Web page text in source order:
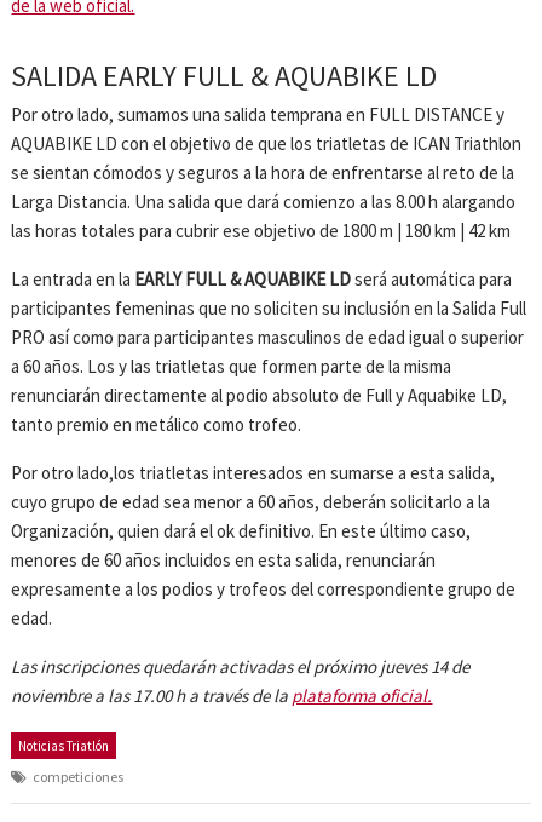
de la web oficial.
SALIDA EARLY FULL & AQUABIKE LD
Por otro lado, sumamos una salida temprana en FULL DISTANCE y
AQUABIKE LD con el objetivo de que los triatletas de ICAN Triathlon
se sientan cómodos y seguros a la hora de enfrentarse al reto de la
Larga Distancia. Una salida que dará comienzo a las 8.00 h alargando
las horas totales para cubrir ese objetivo de 1800 m | 180 km | 42 km
La entrada en la EARLY FULL & AQUABIKE LDserá automática para
participantes femeninas que no soliciten su inclusión en la Salida Full
PRO así como para participantes masculinos de edad igual o superior
a 60 años. Los y las triatletas que formen parte de la misma
renunciarán directamente al podio absoluto de Full y Aquabike LD,
tanto premio en metálico como trofeo.
Por otro lado,los triatletas interesados en sumarse a esta salida,
cuyo grupo de edad sea menor a 60 años, deberán solicitarlo a la
Organización, quien dará el ok definitivo. En este último caso,
menores de 60 años incluidos en esta salida, renunciarán
expresamente a los podios y trofeos del correspondiente grupo de
edad.
Las inscripciones quedarán activadas el próximo jueves 14 de
noviembre a las 17.00 h a través de la plataforma oficial.
Noticias Triatlón
competiciones